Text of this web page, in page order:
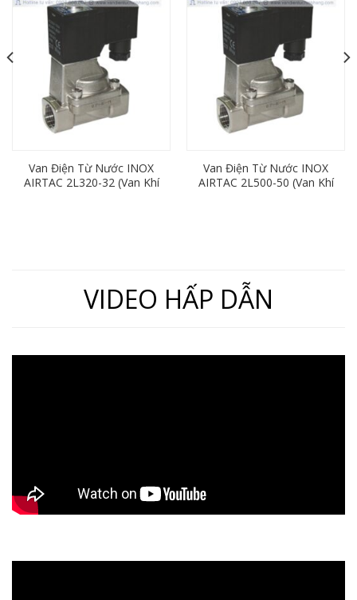
Van Điện Từ Nước INOX
AIRTAC 2L320-32 (Van Khí
Van Điện Từ Nước INOX
AIRTAC 2L500-50 (Van Khí
VIDEO HẤP DẪN